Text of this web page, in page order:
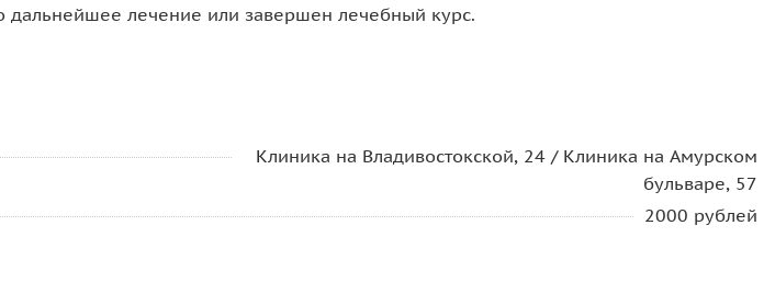
дальнейшее лечение или завершен лечебный курс.
Клиника на Владивостокской, 24 / Клиника на Амурском
бульваре, 57
2000 рублей